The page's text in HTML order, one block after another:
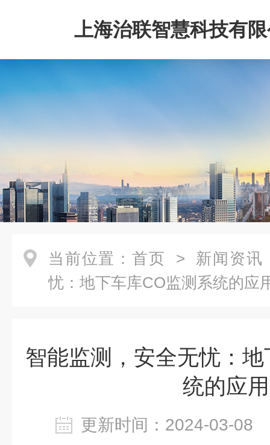
上海治联智慧科技有
当前位置： 首页 > 新闻资讯
忧：地下车库CO监测系统的应
智能监测，安全无忧：
统的应用
更新时间：2024-03-